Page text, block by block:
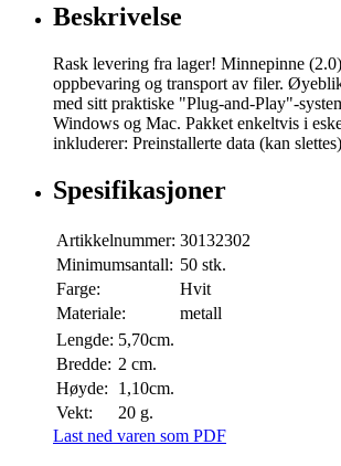
Beskrivelse
Rask levering fra lager! Minnepinne
oppbevaring og transport av filer.
med sitt praktiske "Plug-and-Play"-
Windows og Mac. Pakket enkeltvis i
inkluderer: Preinstallerte data (kan
Spesifikasjoner
Artikkelnummer: 30132302
Minimumsantall: 50 stk.
Farge:
Hvit
Materiale:
metall
Lengde: 5,70cm.
Bredde: 2 cm.
Høyde:
1,10cm.
Vekt:
20 g.
Last ned varen som PDF